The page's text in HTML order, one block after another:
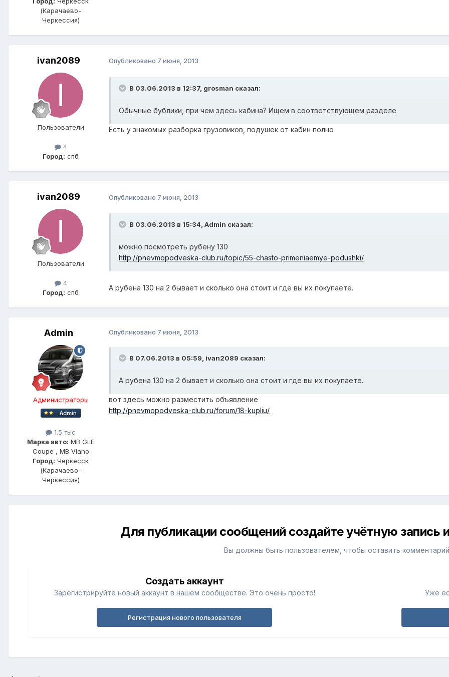
(Карачаево-
Черкессия)
ivan2089
Пользователи
4
Город: спб
Опубликовано 7 июня, 2013
В 03.06.2013 в 12:37, grosman сказал:
Обычные бублики, при чем здесь кабина? Ищем в соответствующем разделе
Есть у знакомых разборка грузовиков, подушек от кабин полно
ivan2089
Пользователи
4
Город: спб
Опубликовано 7 июня, 2013
В 03.06.2013 в 15:34, Admin сказал:
можно посмотреть рубену 130
http://pnevmopodveska-club.ru/topic/55-chasto-primeniaemye-podushki/
А рубена 130 на 2 бывает и сколько она стоит и где вы их покупаете.
Admin
Администраторы
1.5 тыс
Марка авто: MB GLE
Coupe , MB Viano
Город: Черкесск
(Карачаево-
Черкессия)
Опубликовано 7 июня, 2013
В 07.06.2013 в 05:59, ivan2089 сказал:
А рубена 130 на 2 бывает и сколько она стоит и где вы их покупаете.
вот здесь можно разместить объявление
http://pnevmopodveska-club.ru/forum/18-kupliu/
Для публикации сообщений создайте учётную запись
Вы должны быть пользователем, чтобы оставить комментарий
Создать аккаунт
Зарегистрируйте новый аккаунт в нашем сообществе. Это очень просто!
Регистрация нового пользователя
Уже